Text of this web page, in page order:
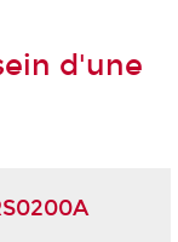
d'une